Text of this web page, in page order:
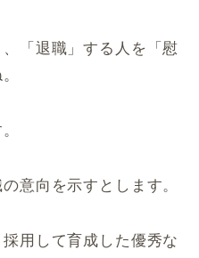
「退職」する人を「慰
意向を示すとします。
用して育成した優秀な